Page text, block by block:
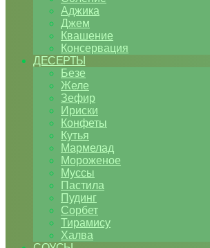
Аджика
Джем
Квашение
Консервация
ДЕСЕРТЫ
Безе
Желе
Зефир
Ириски
Конфеты
Кутья
Мармелад
Мороженое
Муссы
Пастила
Пудинг
Сорбет
Тирамису
Халва